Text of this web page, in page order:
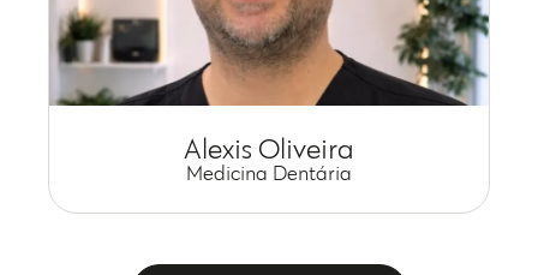
Alexis Oliveira
Medicina Dentária